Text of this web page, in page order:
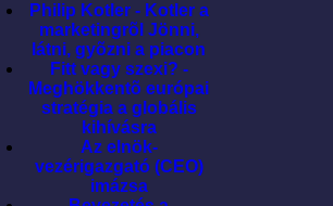
Philip Kotler - Kotler a
marketingrõl Jönni,
látni, gyõzni a piacon
Fitt vagy szexi? -
Meghökkentõ európai
stratégia a globális
kihívásra
Az elnök-
vezérigazgató (CEO)
imázsa